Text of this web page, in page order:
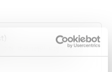
, 프로그래밍, 도메인 지식을
이며, 데이터 과학자(Data